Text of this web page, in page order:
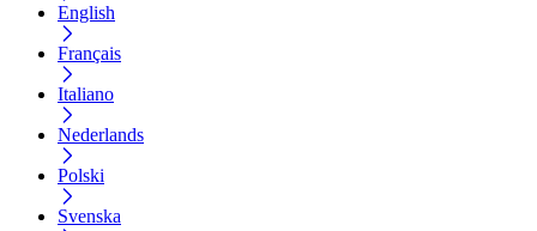
English
Français
Italiano
Nederlands
Polski
Svenska